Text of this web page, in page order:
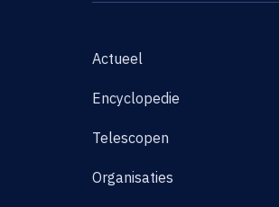
Actueel
Encyclopedie
Telescopen
Organisaties